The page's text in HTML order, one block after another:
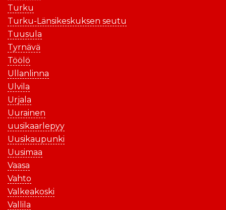
Turku
Turku-Länsikeskuksen seutu
Tuusula
Tyrnävä
Töölö
Ullanlinna
Ulvila
Urjala
Uurainen
uusikaarlepyy
Uusikaupunki
Uusimaa
Vaasa
Vahto
Valkeakoski
Vallila